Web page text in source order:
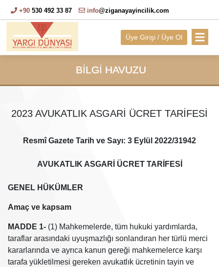
+90 530 492 33 87 info@ziganayayincilik.com
Üye Girişi / Üye Ol
BİLGİ HAVUZU
2023 AVUKATLIK ASGARİ ÜCRET TARİFESİ
Resmî Gazete Tarih ve Sayı: 3 Eylül 2022/31942
AVUKATLIK ASGARİ ÜCRET TARİFESİ
GENEL HÜKÜMLER
Amaç ve kapsam
MADDE 1-(1) Mahkemelerde, tüm hukuki yardımlarda,
taraflar arasındaki uyuşmazlığı sonlandıran her türlü merci
kararlarında ve ayrıca kanun gereği mahkemelerce karşı
tarafa yükletilmesi gereken avukatlık ücretinin tayin ve